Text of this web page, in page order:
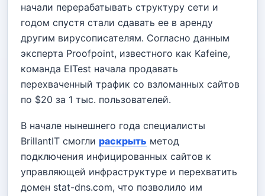
начали перерабатывать структуру сети и
годом спустя стали сдавать ее в аренду
другим вирусописателям. Согласно данным
эксперта Proofpoint, известного как Kafeine,
команда EITest начала продавать
перехваченный трафик со взломанных сайтов
по $20 за 1 тыс. пользователей.
В начале нынешнего года специалисты
BrillantIT смогли раскрыть метод
подключения инфицированных сайтов к
управляющей инфраструктуре и перехватить
домен stat-dns.com, что позволило им